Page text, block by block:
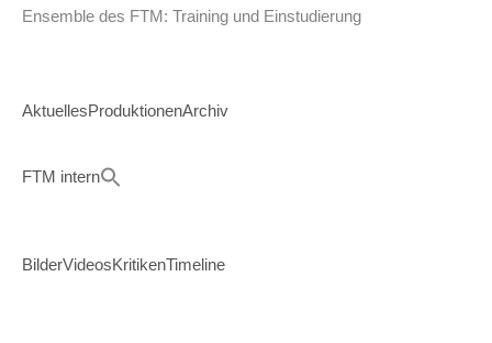
Ensemble des FTM: Training und Einstudierung
AktuellesProduktionenArchiv
FTM intern
BilderVideosKritikenTimeline